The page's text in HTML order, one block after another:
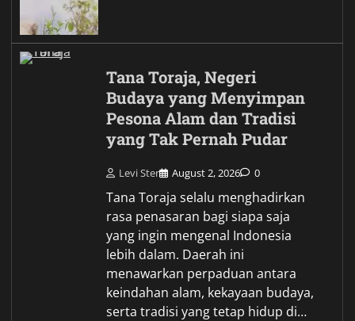
Tana Toraja, Negeri
Budaya yang Menyimpan
Pesona Alam dan Tradisi
yang Tak Pernah Pudar
Levi Ster August 2, 2026 0
Tana Toraja selalu menghadirkan
rasa penasaran bagi siapa saja
yang ingin mengenal Indonesia
lebih dalam. Daerah ini
menawarkan perpaduan antara
keindahan alam, kekayaan budaya,
serta tradisi yang tetap hidup di…